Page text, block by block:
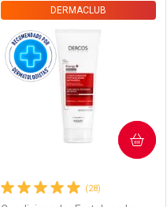
Dermaclub
Por Menos
(28)
DERMACLUB
COMPRAR